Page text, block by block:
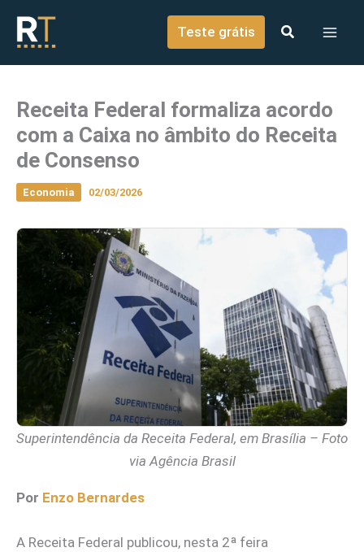
conteúdo
Teste grátis
Receita Federal formaliza acordo
com a Caixa no âmbito do Receita
de Consenso
Economia 02/03/2026
Superintendência da Receita Federal, em Brasília – Foto
via Agência Brasil
Por Enzo Bernardes
A Receita Federal publicou, nesta 2ª feira